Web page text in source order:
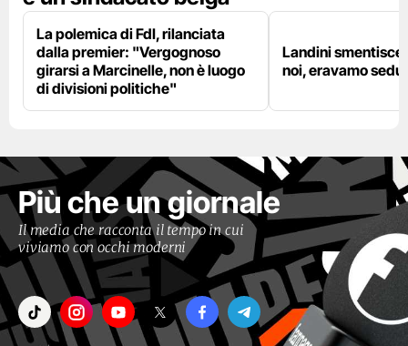
La polemica di FdI, rilanciata
dalla premier: "Vergognoso
girarsi a Marcinelle, non è luogo
di divisioni politiche"
Landini
noi, eravamo
Più che un giornale
Il media che racconta il tempo in cui
viviamo con occhi moderni